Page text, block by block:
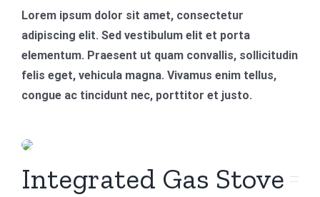
Lorem ipsum dolor sit amet, consectetur
adipiscing elit. Sed vestibulum elit et porta
elementum. Praesent ut quam convallis, sollicitudin
felis eget, vehicula magna. Vivamus enim tellus,
congue ac tincidunt nec, porttitor et justo.
Integrated Gas Stove